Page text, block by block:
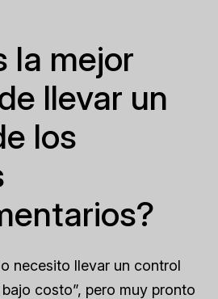
la mejor
llevar un
los
necesito llevar un control
costo”, pero muy pronto